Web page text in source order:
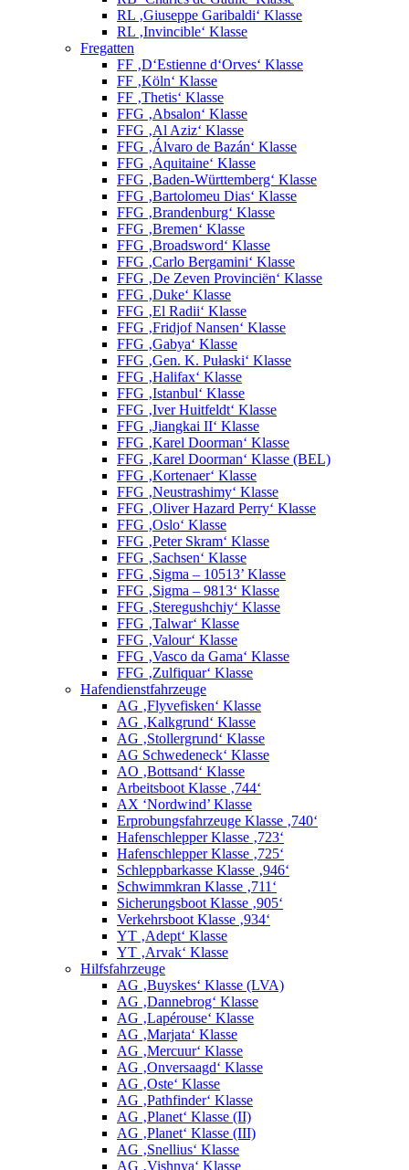
RL ‚Giuseppe Garibaldi‘ Klasse
RL ‚Invincible‘ Klasse
Fregatten
FF ‚D‘Estienne d‘Orves‘ Klasse
FF ‚Köln‘ Klasse
FF ‚Thetis‘ Klasse
FFG ‚Absalon‘ Klasse
FFG ‚Al Aziz‘ Klasse
FFG ‚Álvaro de Bazán‘ Klasse
FFG ‚Aquitaine‘ Klasse
FFG ‚Baden-Württemberg‘ Klasse
FFG ‚Bartolomeu Dias‘ Klasse
FFG ‚Brandenburg‘ Klasse
FFG ‚Bremen‘ Klasse
FFG ‚Broadsword‘ Klasse
FFG ‚Carlo Bergamini‘ Klasse
FFG ‚De Zeven Provinciën‘ Klasse
FFG ‚Duke‘ Klasse
FFG ‚El Radii‘ Klasse
FFG ‚Fridjof Nansen‘ Klasse
FFG ‚Gabya‘ Klasse
FFG ‚Gen. K. Pułaski‘ Klasse
FFG ‚Halifax‘ Klasse
FFG ‚Istanbul‘ Klasse
FFG ‚Iver Huitfeldt‘ Klasse
FFG ‚Jiangkai II‘ Klasse
FFG ‚Karel Doorman‘ Klasse
FFG ‚Karel Doorman‘ Klasse (BEL)
FFG ‚Kortenaer‘ Klasse
FFG ‚Neustrashimy‘ Klasse
FFG ‚Oliver Hazard Perry‘ Klasse
FFG ‚Oslo‘ Klasse
FFG ‚Peter Skram‘ Klasse
FFG ‚Sachsen‘ Klasse
FFG ‚Sigma – 10513’ Klasse
FFG ‚Sigma – 9813‘ Klasse
FFG ‚Steregushchiy‘ Klasse
FFG ‚Talwar‘ Klasse
FFG ‚Valour‘ Klasse
FFG ‚Vasco da Gama‘ Klasse
FFG ‚Zulfiquar‘ Klasse
Hafendienstfahrzeuge
AG ‚Flyvefisken‘ Klasse
AG ‚Kalkgrund‘ Klasse
AG ‚Stollergrund‘ Klasse
AG Schwedeneck‘ Klasse
AO ‚Bottsand‘ Klasse
Arbeitsboot Klasse ‚744‘
AX ‘Nordwind’ Klasse
Erprobungsfahrzeuge Klasse ‚740‘
Hafenschlepper Klasse ‚723‘
Hafenschlepper Klasse ‚725‘
Schleppbarkasse Klasse ‚946‘
Schwimmkran Klasse ‚711‘
Sicherungsboot Klasse ‚905‘
Verkehrsboot Klasse ‚934‘
YT ‚Adept‘ Klasse
YT ‚Arvak‘ Klasse
Hilfsfahrzeuge
AG ‚Buyskes‘ Klasse (LVA)
AG ‚Dannebrog‘ Klasse
AG ‚Lapérouse‘ Klasse
AG ‚Marjata‘ Klasse
AG ‚Mercuur‘ Klasse
AG ‚Onversaagd‘ Klasse
AG ‚Oste‘ Klasse
AG ‚Pathfinder‘ Klasse
AG ‚Planet‘ Klasse (II)
AG ‚Planet‘ Klasse (III)
AG ‚Snellius‘ Klasse
AG ‚Vishnya‘ Klasse